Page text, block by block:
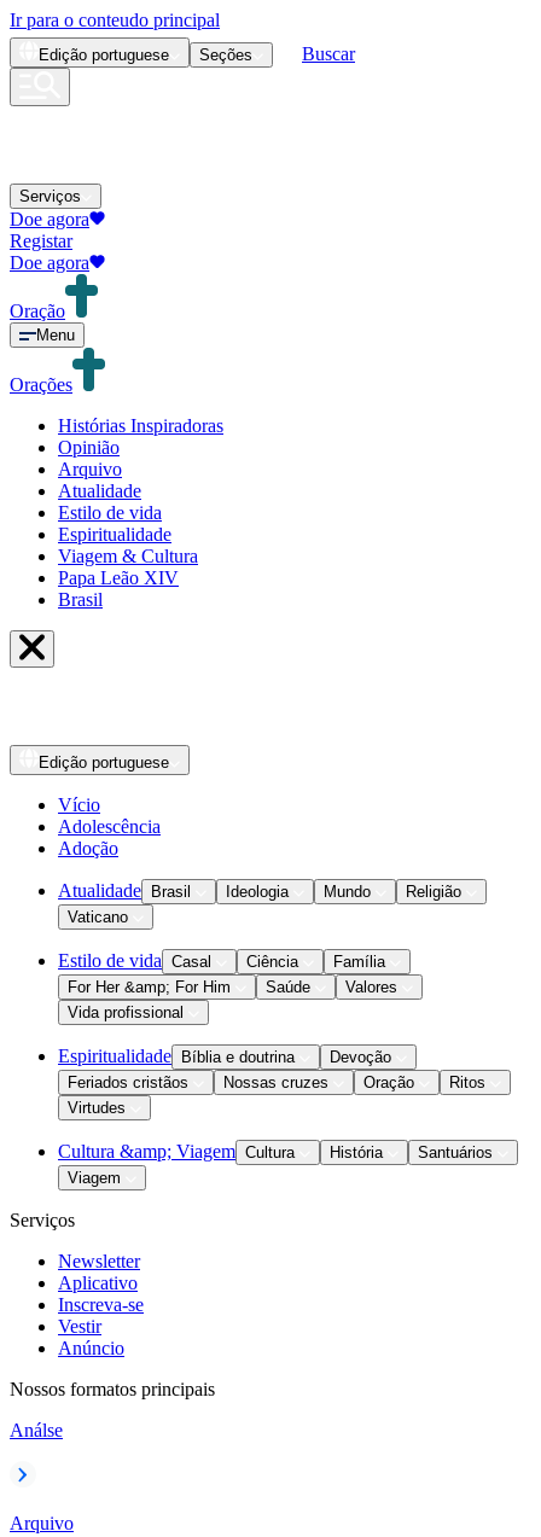
Ir para o conteudo principal
Edição portuguese Seções Buscar
Serviços
Doe agora
Registar
Doe agora
Oração
Menu
Orações
Histórias Inspiradoras
Opinião
Arquivo
Atualidade
Estilo de vida
Espiritualidade
Viagem & Cultura
Papa Leão XIV
Brasil
Edição portuguese
Vício
Adolescência
Adoção
Atualidade Brasil Ideologia Mundo
Religião
Vaticano
Estilo de vida Casal Ciência
Família
For Her &amp; For Him
Saúde
Valores
Vida profissional
Espiritualidade Bíblia e doutrina
Devoção
Feriados cristãos
Nossas cruzes Oração
Ritos
Virtudes
Cultura &amp; Viagem Cultura História
Santuários
Viagem
Serviços
Newsletter
Aplicativo
Inscreva-se
Vestir
Anúncio
Nossos formatos principais
Análse
Arquivo